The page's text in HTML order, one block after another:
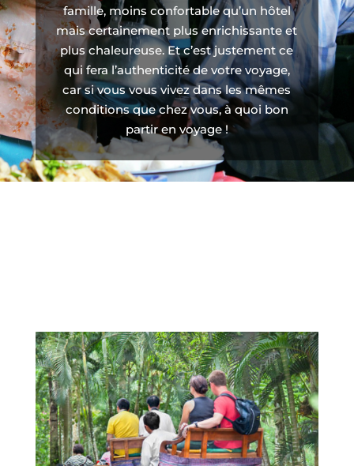
famille, moins confortable qu’un hôtel
mais certainement plus enrichissante et
plus chaleureuse. Et c’est justement ce
qui fera l’authenticité de votre voyage,
car si vous vous vivez dans les mêmes
conditions que chez vous, à quoi bon
partir en voyage !